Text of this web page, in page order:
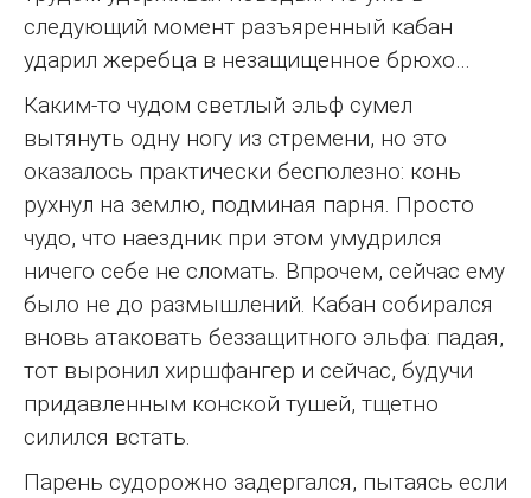
следующий момент разъяренный кабан
ударил жеребца в незащищенное брюхо…
Каким-то чудом светлый эльф сумел
вытянуть одну ногу из стремени, но это
оказалось практически бесполезно: конь
рухнул на землю, подминая парня. Просто
чудо, что наездник при этом умудрился
ничего себе не сломать. Впрочем, сейчас ему
было не до размышлений. Кабан собирался
вновь атаковать беззащитного эльфа: падая,
тот выронил хиршфангер и сейчас, будучи
придавленным конской тушей, тщетно
силился встать.
Парень судорожно задергался, пытаясь если